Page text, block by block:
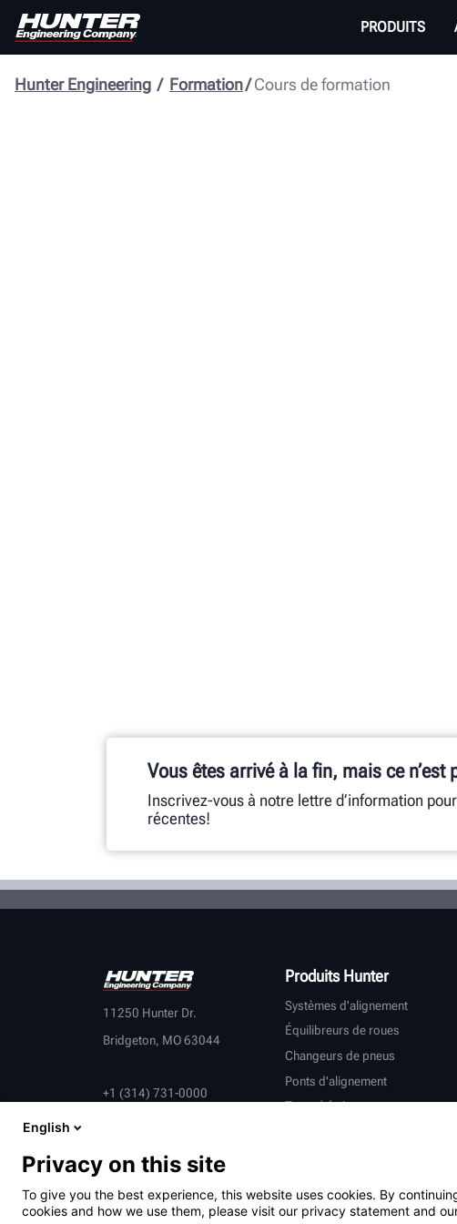
PRODUITS
Cours de formation
Formation
Hunter Engineering
Vous êtes arrivé à la fin, mais ce n’est
Inscrivez-vous à notre lettre d’information
récentes!
11250 Hunter Dr.
Bridgeton, MO 63044
+1 (314) 731-0000
Produits Hunter
Systèmes d'alignement
Équilibreurs de roues
Changeurs de pneus
Ponts d'alignement
Tours à frein
Partenaires équipementiers
English
Privacy on this site
To give you the best experience, this website uses cookies. By
cookies and how we use them, please visit our privacy statement and